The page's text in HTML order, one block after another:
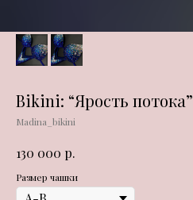
Bikini: “Ярость потока”
Madina_bikini
130 000 р.
Размер чашки